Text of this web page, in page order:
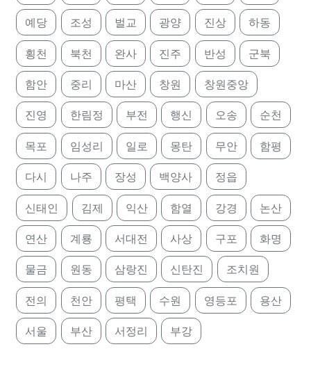
예당 조성 벌교 광양 진상 하동
횡천 북천 완사 진주 반성 군북
함안 중리 마산 창원 창원중앙
진영 한림정 부전 행신 오송 순천
목포 임성리 일로 몽탄 무안 함평
다시 나주 장성 백양사 정읍
신태인 김제 익산 함열 강경 논산
연산 계룡 서대전 사상 구포 화명
물금 원동 삼랑진 신탄진 조치원
전의 천안 평택 수원 영등포 용산
서울 부산 서정리 부강